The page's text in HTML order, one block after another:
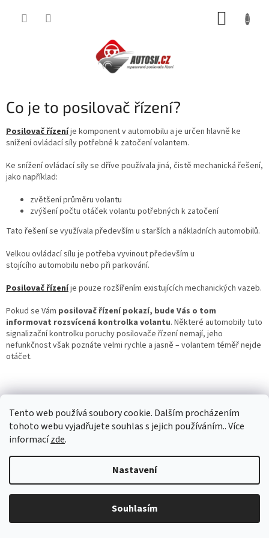
Tento web používá soubory cookie. Dalším procházením
tohoto webu vyjadřujete souhlas s jejich používáním.. Více
informacízde.
Nastavení
Souhlasím
Co je to posilovač řízení?
Posilovač řízeníje komponentv automobilu a je určen hlavně ke
snížení ovládací síly potřebné k zatočenívolantem.
Ke snížení ovládací sílyse dříve používala jiná, čistě mechanická řešení,
jako například:
zvětšení průměru volantu
zvýšení počtu otáček volantu potřebných k zatočení
Tato řešení se využívala především u starších a nákladních automobilů.
Velkou ovládací sílu je potřeba vyvinout především u
stojícího automobilu nebo při parkování.
Posilovač řízeníje pouze rozšířením existujících mechanických vazeb.
Pokud se Vám posilovač řízení pokazí, bude Vás o tom
informovat rozsvícená kontrolka volantu. Některé automobily tuto
signalizační kontrolku poruchy posilovače řízení nemají, jeho
nefunkčnost však poznáte velmi rychle a jasně – volantem téměř nejde
otáčet.
PŘEDCHOZÍ ČLÁNEK DALŠÍ ČLÁNEK
Copyright 2026AUTOSV - repasované posilovače řízení. Všechna
práva vyhrazena.